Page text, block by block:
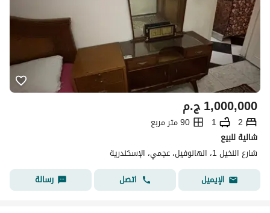
ج.م1,000,000
2
1
90 متر مربع
شالية للبيع
شارع النخيل 1، الهانوفيل، عجمي، الإسكندرية
الإيميل
اتصل رسالة